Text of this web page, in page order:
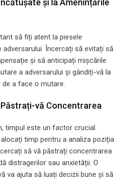
și la Amenințările
să fiți atent la piesele
Încercați să evitați să
și să anticipați mișcările
a adversarului și gândiți-vă la
de a face o mutare.
vă Concentrarea
timpul este un factor crucial.
timp pentru a analiza poziția
să vă păstrați concentrarea
distragerilor sau anxietății. O
va ajuta să luați decizii bune și să